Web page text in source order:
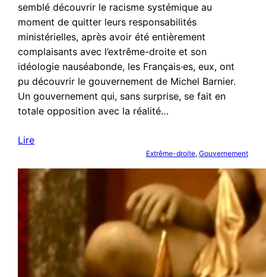
semblé découvrir le racisme systémique au
moment de quitter leurs responsabilités
ministérielles, après avoir été entièrement
complaisants avec l’extrême-droite et son
idéologie nauséabonde, les Français·es, eux, ont
pu découvrir le gouvernement de Michel Barnier.
Un gouvernement qui, sans surprise, se fait en
totale opposition avec la réalité…
Lire
Extrême-droite, Gouvernement